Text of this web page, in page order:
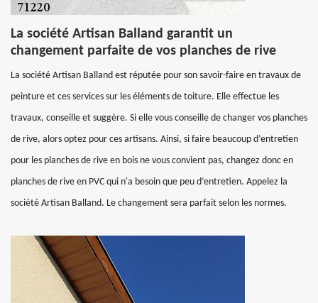
La société Artisan Balland garantit un
changement parfaite de vos planches de rive
La société Artisan Balland est réputée pour son savoir-faire en travaux de
peinture et ces services sur les éléments de toiture. Elle effectue les
travaux, conseille et suggère. Si elle vous conseille de changer vos planches
de rive, alors optez pour ces artisans. Ainsi, si faire beaucoup d’entretien
pour les planches de rive en bois ne vous convient pas, changez donc en
planches de rive en PVC qui n'a besoin que peu d’entretien. Appelez la
société Artisan Balland. Le changement sera parfait selon les normes.